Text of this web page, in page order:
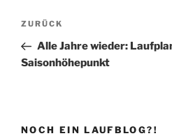
Beitragsnavigation
Vorheriger
Beitrag
ZURÜCK
Alle Jahre wieder:
Saisonhöhepunkt
NOCH EIN LAUFBLOG?!